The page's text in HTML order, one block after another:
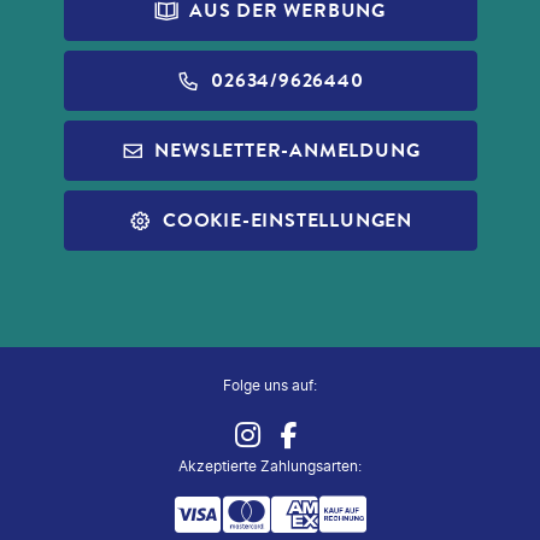
PRINCESS CRUISES
NORWEGIAN CRUISE LINE
INFOS ZUR PAUSCHALREISE
REISECHECKLISTE
REISEVERSICHERUNG
WIDERRUF VERSICHERUNGEN
REISEFÜHRER
ALLE SERVICES
ZUG ZUM FLUG
ALDI GESCHENKGUTSCHEINE
ALDI MUSIC
ALDI NORD
AUS DER WERBUNG
02634/9626440
NEWSLETTER-ANMELDUNG
COOKIE-EINSTELLUNGEN
Akzeptierte Zahlungsarten:
Folge uns auf: